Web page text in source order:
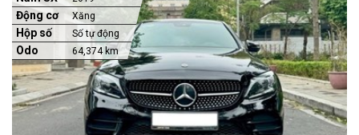
Động cơ Xăng
Hộp số Số tự động
Odo 64,374 km